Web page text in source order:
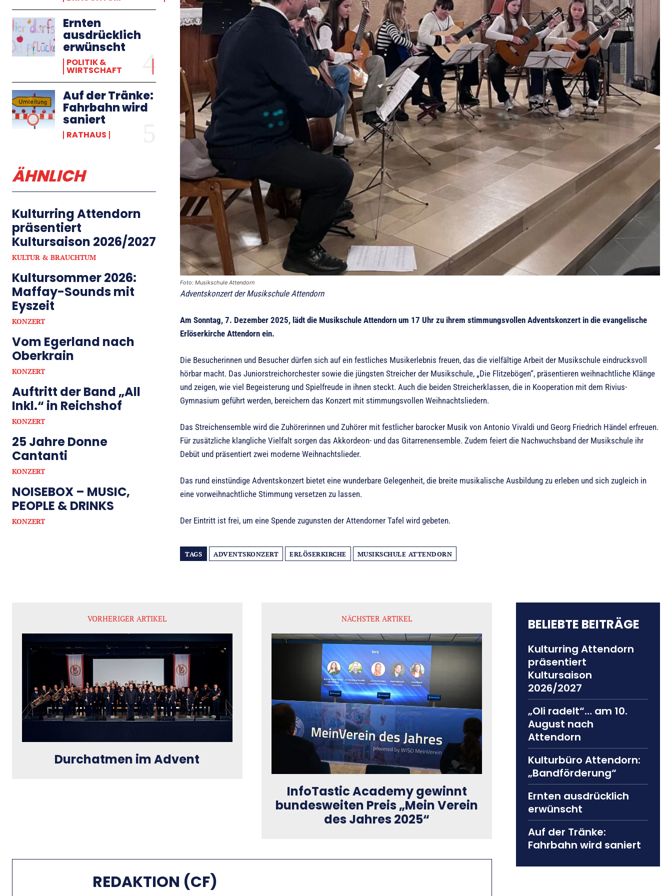
Ernten
ausdrücklich
erwünscht
POLITIK &
WIRTSCHAFT
Auf der Tränke:
Fahrbahn wird
saniert
RATHAUS
ÄHNLICH
Kulturring Attendorn
präsentiert
Kultursaison 2026/2027
KULTUR & BRAUCHTUM
Kultursommer 2026:
Maffay-Sounds mit
Eyszeit
KONZERT
Vom Egerland nach
Oberkrain
KONZERT
Auftritt der Band „All
Inkl.“ in Reichshof
KONZERT
25 Jahre Donne
Cantanti
KONZERT
NOISEBOX – MUSIC,
PEOPLE & DRINKS
KONZERT
Foto: Musikschule Attendorn
Adventskonzert der Musikschule Attendorn
Am Sonntag, 7. Dezember 2025, lädt die Musikschule Attendorn um 17 Uhr zu ihrem stimmungsvollen Adventskonzert in die evangelische
Erlöserkirche Attendorn ein.
Die Besucherinnen und Besucher dürfen sich auf ein festliches Musikerlebnis freuen, das die vielfältige Arbeit der Musikschule eindrucksvoll
hörbar macht. Das Juniorstreichorchester sowie die jüngsten Streicher der Musikschule, „Die Flitzebögen“, präsentieren weihnachtliche Klänge
und zeigen, wie viel Begeisterung und Spielfreude in ihnen steckt. Auch die beiden Streicherklassen, die in Kooperation mit dem Rivius-
Gymnasium geführt werden, bereichern das Konzert mit stimmungsvollen Weihnachtsliedern.
Das Streichensemble wird die Zuhörerinnen und Zuhörer mit festlicher barocker Musik von Antonio Vivaldi und Georg Friedrich Händel erfreuen.
Für zusätzliche klangliche Vielfalt sorgen das Akkordeon- und das Gitarrenensemble. Zudem feiert die Nachwuchsband der Musikschule ihr
Debüt und präsentiert zwei moderne Weihnachtslieder.
Das rund einstündige Adventskonzert bietet eine wunderbare Gelegenheit, die breite musikalische Ausbildung zu erleben und sich zugleich in
eine vorweihnachtliche Stimmung versetzen zu lassen.
Der Eintritt ist frei, um eine Spende zugunsten der Attendorner Tafel wird gebeten.
TAGS ADVENTSKONZERT ERLÖSERKIRCHE MUSIKSCHULE ATTENDORN
VORHERIGER ARTIKEL
Durchatmen im Advent
NÄCHSTER ARTIKEL
InfoTastic Academy gewinnt
bundesweiten Preis „Mein Verein
des Jahres 2025“
REDAKTION (CF)
BELIEBTE BEITRÄGE
Kulturring Attendorn
präsentiert
Kultursaison
2026/2027
„Oli radelt“… am 10.
August nach
Attendorn
Kulturbüro Attendorn:
„Bandförderung“
Ernten ausdrücklich
erwünscht
Auf der Tränke:
Fahrbahn wird saniert